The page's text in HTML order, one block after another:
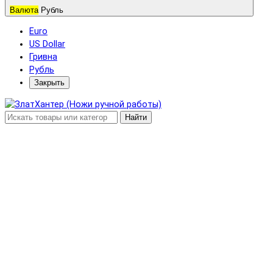
Валюта Рубль
Euro
US Dollar
Гривна
Рубль
Закрыть
Найти